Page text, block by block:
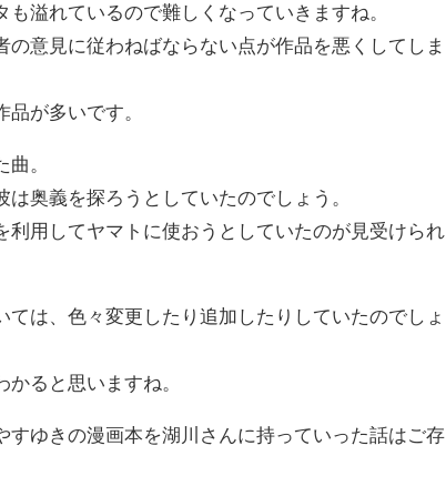
溢れているので難しくなっていきますね。
意見に従わねばならない点が作品を悪くしてしま
が多いです。
。
奥義を探ろうとしていたのでしょう。
用してヤマトに使おうとしていたのが見受けられ
は、色々変更したり追加したりしていたのでしょ
ると思いますね。
ゆきの漫画本を湖川さんに持っていった話はご存